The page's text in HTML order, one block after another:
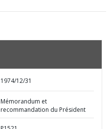
1974/12/31
Mémorandum et
recommandation du Président